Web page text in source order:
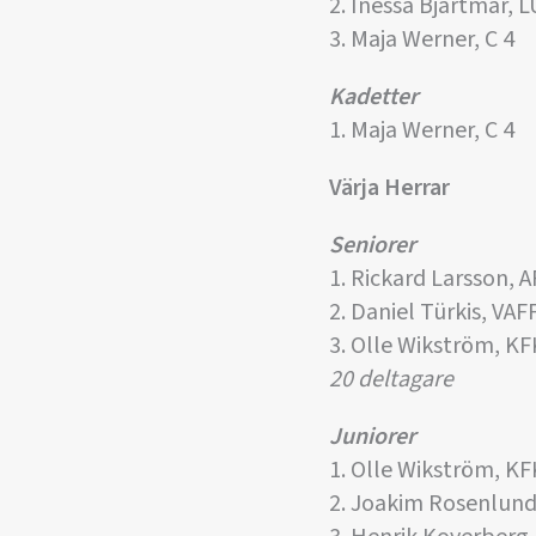
3. Maja Werner, C 4
Kadetter
1. Maja Werner, C 4
Värja Herrar
Seniorer
1. Rickard Larsson,
2. Daniel Türkis,
3. Olle Wikström,
20 deltagare
Juniorer
1. Olle Wikström,
2. Joakim